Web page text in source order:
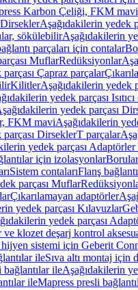
Karbon Çeliği, FKM mavi
DirseklerAşağıdakilerin yedek
sökülebilirAşağıdakilerin
parçaları için contalar
MuflarRedüksiyonlar
Çapraz parçalar
KilitlerAşağıdakilerin yedek
yedek parçası
yedek parçası
FKM maviAşağıdakilerin
DirseklerT parçalar
yedek parçası
için izolasyonlar
Sistem contalarıFlanş
parçası Muflar
Çıkarılamayan adaptörler
yedek parçası Kılavuzlar
yedek parçası
klozet deşarj kontrol
sistemi için Geberit
ileSıva altı montaj için
ileAşağıdakilerin
ileMapress presli